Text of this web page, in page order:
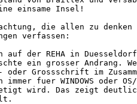
einsame Insel!
die allen zu denken
verfassen:
auf der REHA in
ein grosser Andrang.
Grossschrift im
fuer WINDOWS oder
wird. Das zeigt